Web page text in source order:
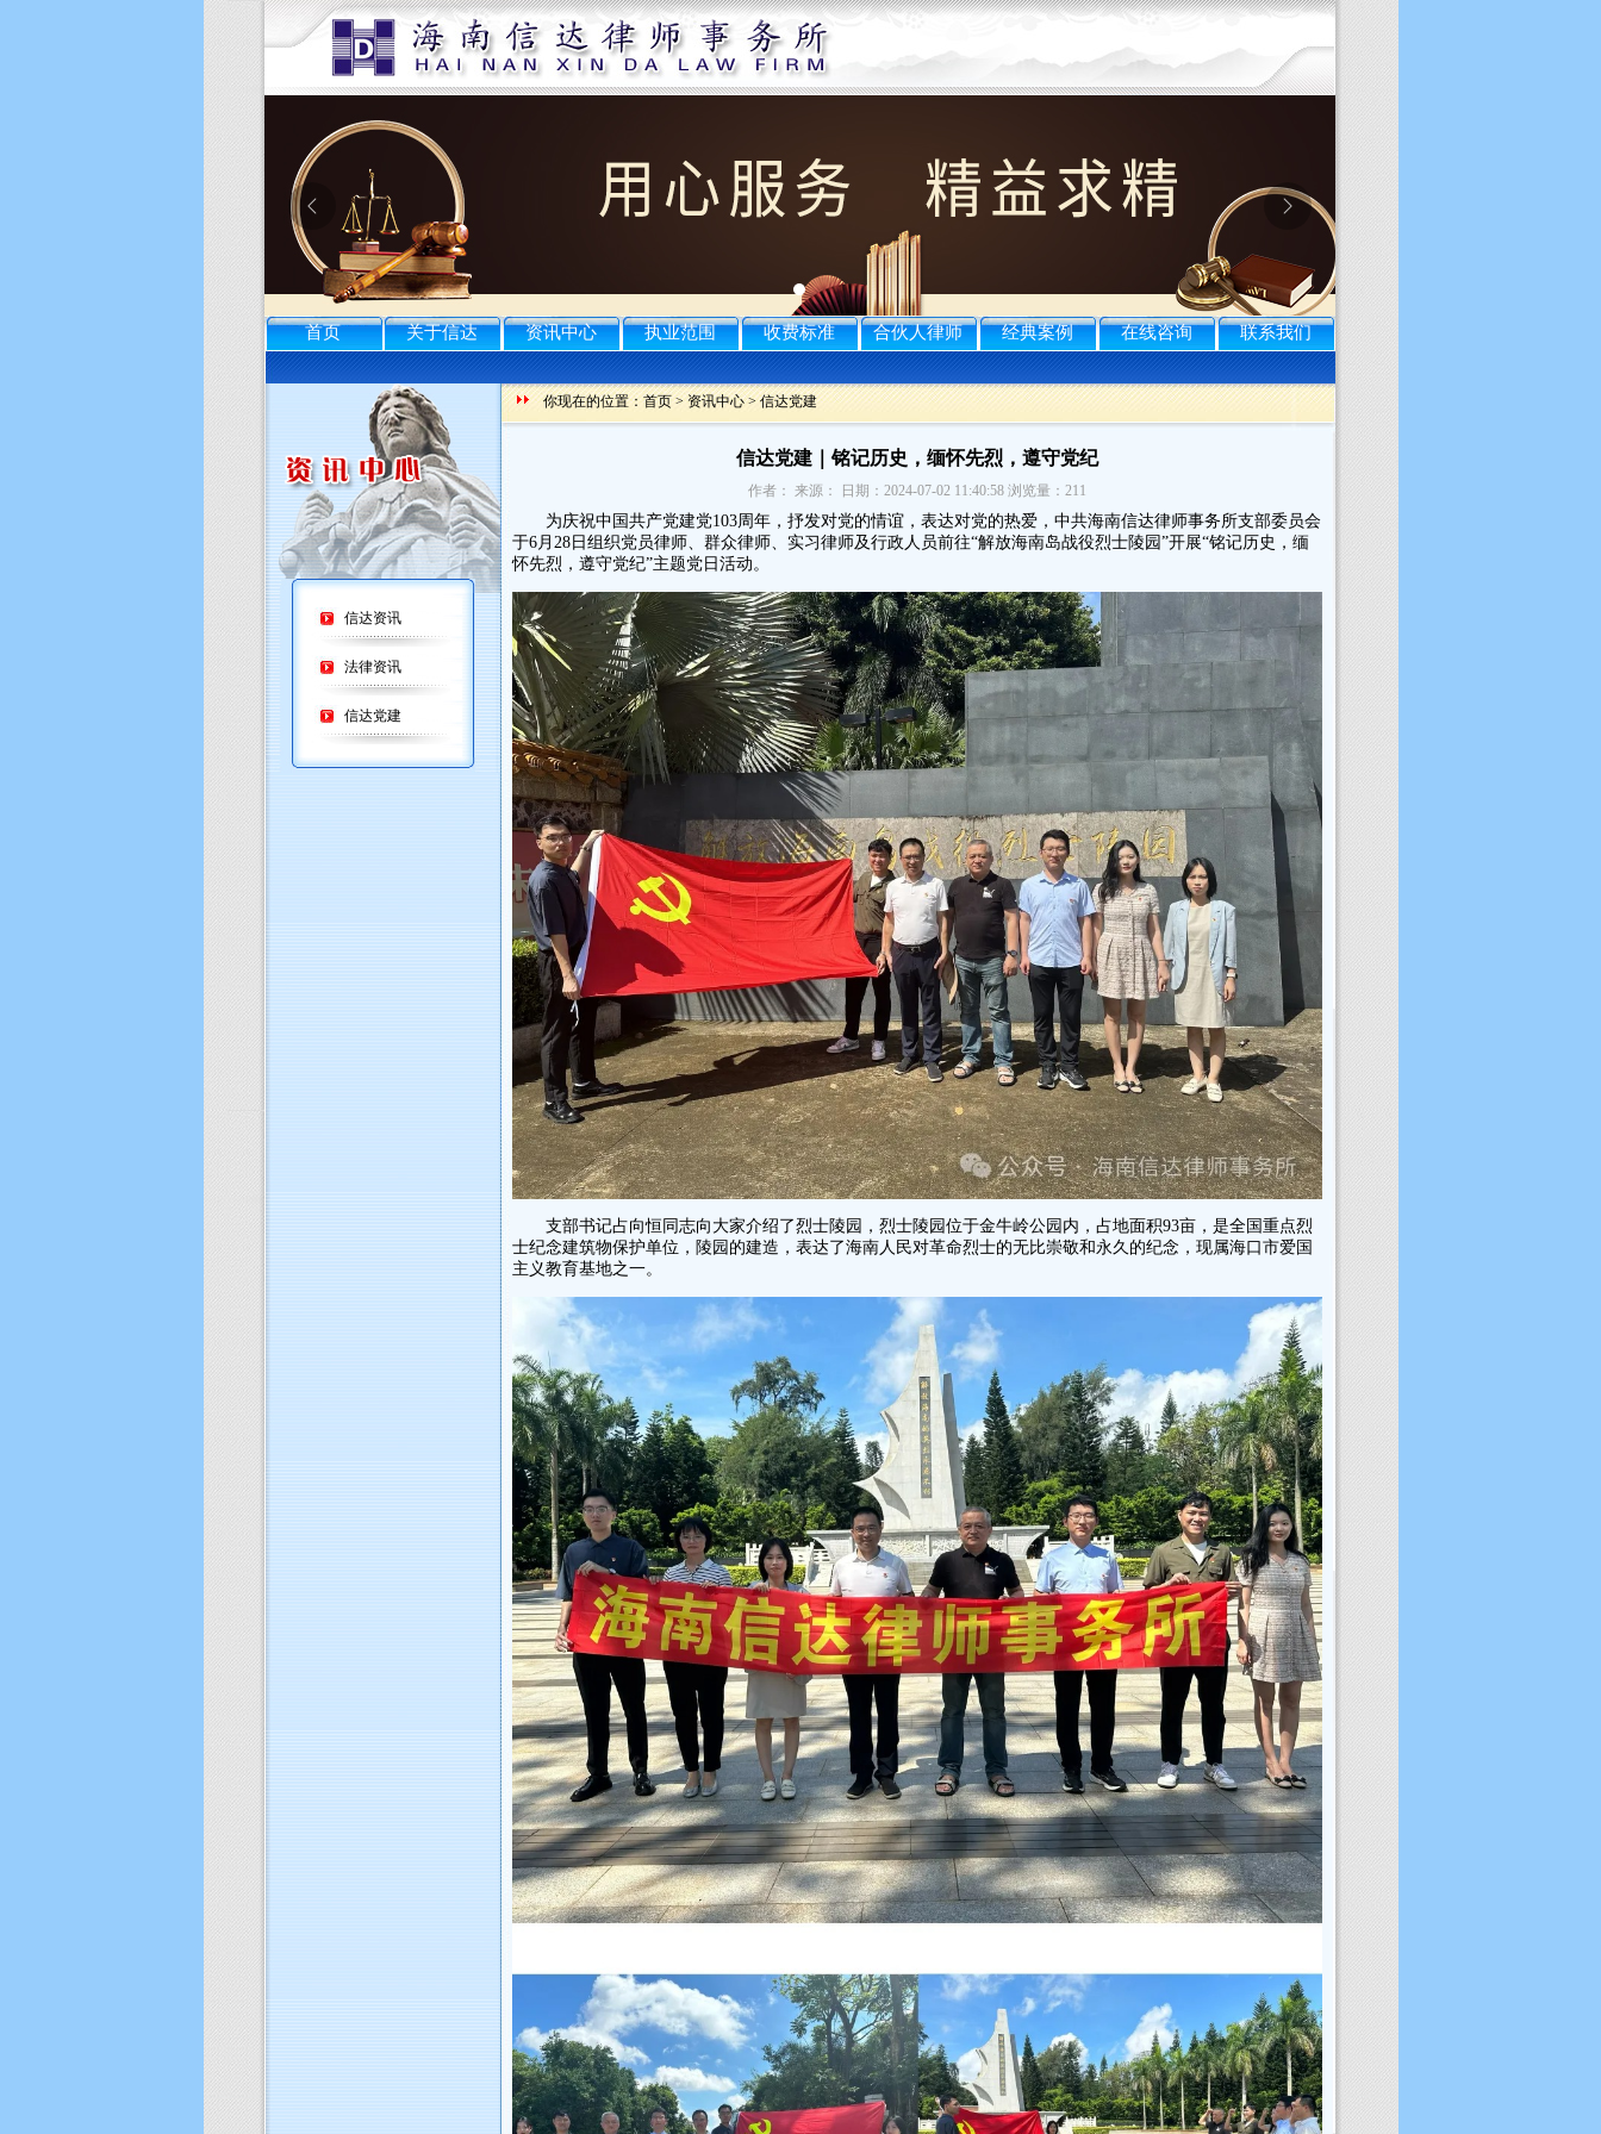
首页 关于信达 资讯中心 执业范围 收费标准 合伙人律师 经典案例 在线咨询 联系我们
信达资讯
法律资讯
信达党建
你现在的位置：首页>资讯中心>信达党建
信达党建｜铭记历史，缅怀先烈，遵守党纪
作者： 来源： 日期：2024-07-02 11:40:58 浏览量： 211
为庆祝中国共产党建党103周年，抒发对党的情谊，表达对党的热爱，中共海南信达律师事务所支部委员会
于6月28日组织党员律师、群众律师、实习律师及行政人员前往“解放海南岛战役烈士陵园”开展“铭记历史，缅
怀先烈，遵守党纪”主题党日活动。
支部书记占向恒同志向大家介绍了烈士陵园，烈士陵园位于金牛岭公园内，占地面积93亩，是全国重点烈
士纪念建筑物保护单位，陵园的建造，表达了海南人民对革命烈士的无比崇敬和永久的纪念，现属海口市爱国
主义教育基地之一。